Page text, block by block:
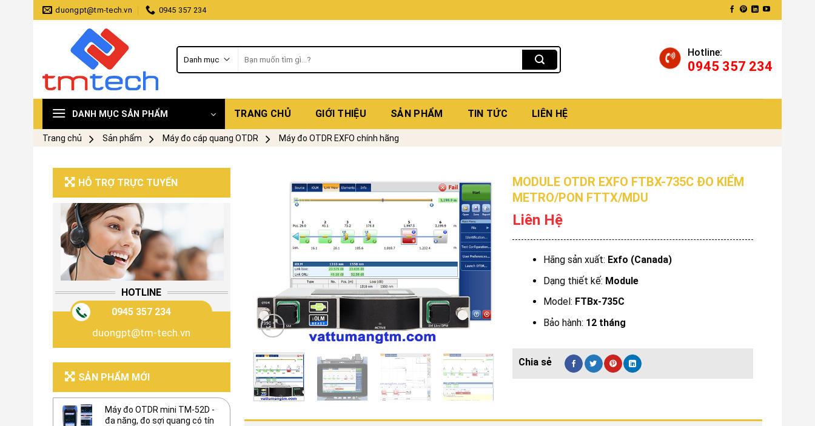
Skip
to
duongpt@tm-tech.vn 0945 357 234
kiếm:
Hotline:
0945 357 234
DANH MỤC SẢN PHẨM TRANG CHỦ GIỚI THIỆU SẢN PHẨM TIN TỨC LIÊN HỆ
Trang chủ Sản phẩm Máy đo cáp quang OTDR Máy đo OTDR EXFO chính hãng
MODULE OTDR EXFO FTBX-735C ĐO KIỂM
METRO/PON FTTX/MDU
Liên Hệ
Hãng sản xuất: Exfo (Canada)
Dạng thiết kế: Module
Model: FTBx-735C
Bảo hành: 12 tháng
HỖ TRỢ TRỰC TUYẾN
HOTLINE
0945 357 234
duongpt@tm-tech.vn
SẢN PHẨM MỚI
Máy đo OTDR mini TM-52D -
đa năng, đo sợi quang có tín